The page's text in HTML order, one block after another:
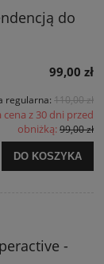
do
99,00 zł
regularna: 110,00 zł
cena z 30 dni przed
obniżką:99,00 zł
DO KOSZYKA
-